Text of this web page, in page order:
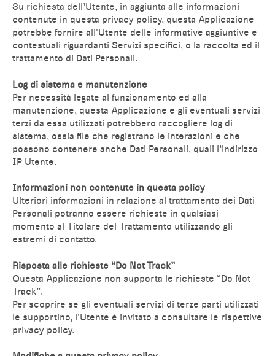
Su richiesta dell’Utente, in aggiunta alle informazioni
contenute in questa privacy policy, questa Applicazione
potrebbe fornire all'Utente delle informative aggiuntive e
contestuali riguardanti Servizi specifici, o la raccolta ed il
trattamento di Dati Personali.
Log di sistema e manutenzione
Per necessità legate al funzionamento ed alla
manutenzione, questa Applicazione e gli eventuali servizi
terzi da essa utilizzati potrebbero raccogliere log di
sistema, ossia file che registrano le interazioni e che
possono contenere anche Dati Personali, quali l’indirizzo
IP Utente.
Informazioni non contenute in questa policy
Ulteriori informazioni in relazione al trattamento dei Dati
Personali potranno essere richieste in qualsiasi
momento al Titolare del Trattamento utilizzando gli
estremi di contatto.
Risposta alle richieste “Do Not Track”
Questa Applicazione non supporta le richieste “Do Not
Track”.
Per scoprire se gli eventuali servizi di terze parti utilizzati
le supportino, l'Utente è invitato a consultare le rispettive
privacy policy.